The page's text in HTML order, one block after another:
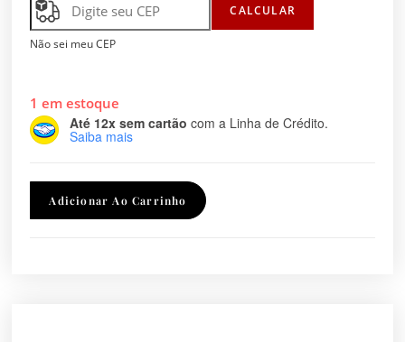
CALCULAR
Não sei meu CEP
1 em estoque
Até 12x sem cartão com a Linha de Crédito.
Saiba mais
Adicionar Ao Carrinho